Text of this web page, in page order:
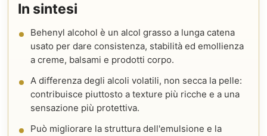
In sintesi
Behenyl alcohol è un alcol grasso a lunga catena
usato per dare consistenza, stabilità ed emollienza
a creme, balsami e prodotti corpo.
A differenza degli alcoli volatili, non secca la pelle:
contribuisce piuttosto a texture più ricche e a una
sensazione più protettiva.
Può migliorare la struttura dell'emulsione e la